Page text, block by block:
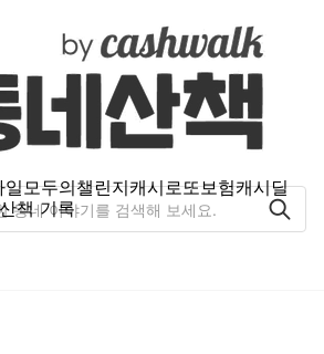
일모두의챌린지캐시로또보험캐시딜
산책 기록